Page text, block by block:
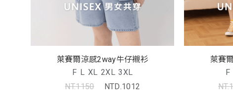
萊賽爾涼感2way牛仔襯衫
F L XL 2XL 3XL
NT.1150
NTD.1012
萊賽
F